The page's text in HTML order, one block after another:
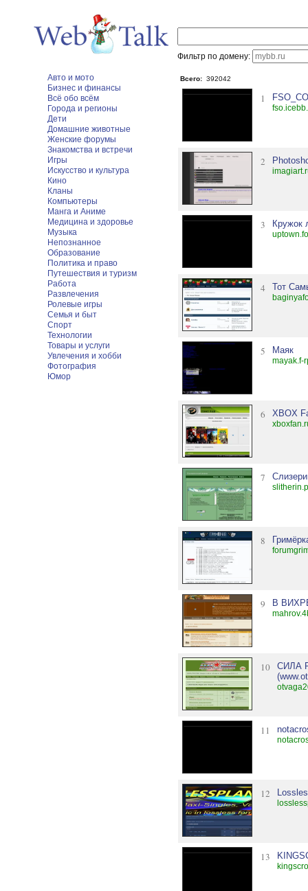
Фильтр по домену:
Авто и мото
Бизнес и финансы
Всё обо всём
Города и регионы
Дети
Домашние животные
Женские форумы
Знакомства и встречи
Игры
Искусство и культура
Кино
Кланы
Компьютеры
Манга и Аниме
Медицина и здоровье
Музыка
Непознанное
Образование
Политика и право
Путешествия и туризм
Работа
Развлечения
Ролевые игры
Семья и быт
Спорт
Технологии
Товары и услуги
Увлечения и хобби
Фотография
Юмор
Всего: 392042
1
2
3 Кружок
4 Тот
5 Маяк
mayak.f-
6 XBOX
7
8
9 В
10
СИЛА
11
12
13